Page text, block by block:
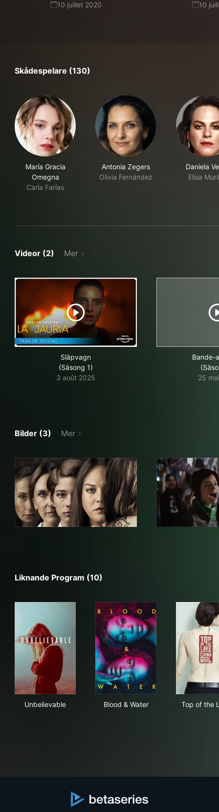
10 juillet 2020
10
Skådespelare (130)
María Gracia
Omegna
Carla Farías
Antonia Zegers
Olivia Fernández
Daniela
Elisa
Videor (2) Mer
Släpvagn
(Säsong 1)
3 août 2025
Bande-
25
Bilder (3) Mer
Liknande Program (10)
Unbelievable Blood & Water Top of the